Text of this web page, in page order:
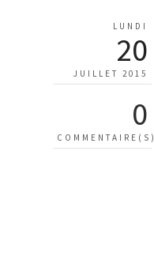
LUNDI
20
JUILLET 2015
0
COMMENTAIRE(S)